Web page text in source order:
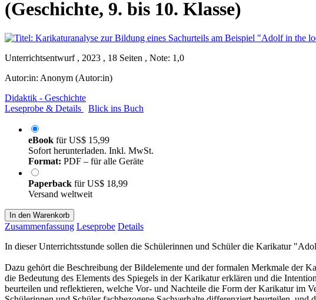
(Geschichte, 9. bis 10. Klasse)
Unterrichtsentwurf , 2023 , 18 Seiten , Note: 1,0
Autor:in: Anonym (Autor:in)
Didaktik - Geschichte
Leseprobe & Details
Blick ins Buch
eBook fürUS$ 15,99
Sofort herunterladen. Inkl. MwSt.
Format: PDF – für alle Geräte
Paperback fürUS$ 18,99
Versand weltweit
In den Warenkorb
Zusammenfassung Leseprobe Details
In dieser Unterrichtsstunde sollen die Schülerinnen und Schüler die Karikatur
Dazu gehört die Beschreibung der Bildelemente und der formalen Merkmale der
die Bedeutung des Elements des Spiegels in der Karikatur erklären und die
beurteilen und reflektieren, welche Vor- und Nachteile die Form der Karikatur im